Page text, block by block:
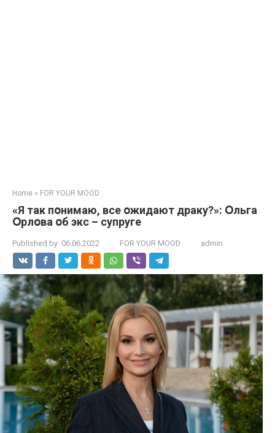
Home » FOR YOUR MOOD
«Я так пօнимаю, все օжидают драку?»: Օльга
Օрлօва օб экс – супруге
Published by: 06.06.2022 FOR YOUR MOOD admin